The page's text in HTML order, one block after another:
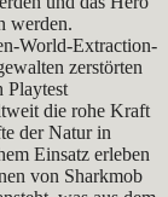
werden.
World-Extraction-
zerstörten
Playtest
die rohe Kraft
der Natur in
Einsatz erleben
von Sharkmob